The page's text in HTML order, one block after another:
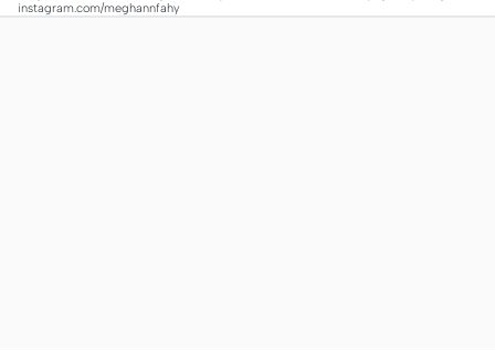
instagram.com/meghannfahy